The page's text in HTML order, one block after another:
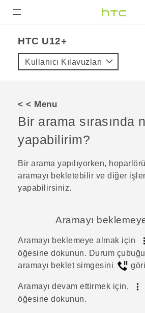
VIVE
VIVERSE
DESTEK
HTC U12+‎
Kullanıcı Kılavuzları
< < Menu
Bir arama sırasında
yapabilirim?
Bir arama yapılıyorken,
aramayı bekletebilir ve diğer
yapabilirsiniz.
Aramayı
Aramayı beklemeye almak için
öğesine dokunun. Durum
aramayı beklet simgesini
Aramayı devam ettirmek için,
öğesine dokunun.